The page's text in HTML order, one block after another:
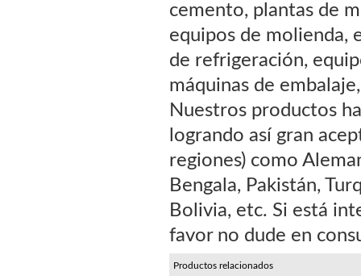
cemento, plantas de
equipos de molienda,
de refrigeración,
máquinas de
Nuestros productos
logrando así gran
regiones) como
Bengala, Pakistán,
Bolivia, etc. Si está
favor no dude en
Productos relacionados